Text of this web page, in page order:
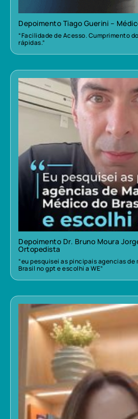
Depoimento Tiago Guerini –
“Facilidade de Acesso. Cumprimento
rápidas.”
Depoimento Dr. Bruno Moura
Ortopedista
“eu pesquisei as pincipais agencias
Brasil no gpt e escolhi a WE”